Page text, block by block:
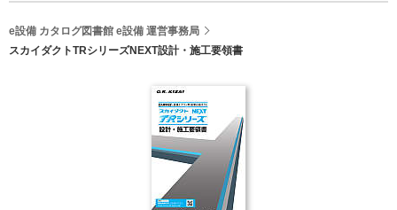
e設備 カタログ図書館 e設備 運営事務局
スカイダクトTRシリーズNEXT設計・施工要領書